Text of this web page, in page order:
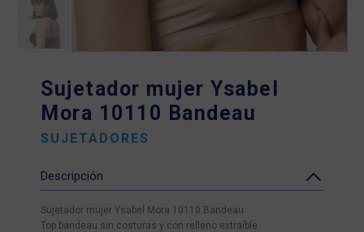
Sujetador mujer Ysabel
Mora 10110 Bandeau
SUJETADORES
Descripción
Sujetador mujer Ysabel Mora 10110 Bandeau
Top bandeau sin costuras y con relleno extraíble.